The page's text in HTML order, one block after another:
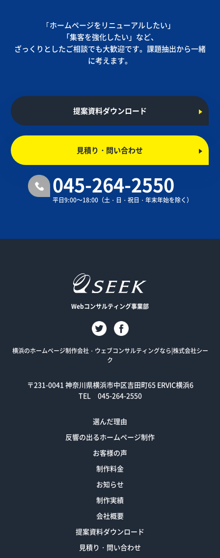
｢ホームページをリニューアルしたい」
「集客を強化したい」など、
ざっくりとしたご相談でも大歓迎です。課題抽出から一緒
に考えます。
提案資料ダウンロード
見積り・問い合わせ
045-264-2550
平日9:00～18:00（土・日・祝日・年末年始を除く）
Webコンサルティング事業部
横浜のホームページ制作会社・ウェブコンサルティングなら|株式会社シー
ク
〒231-0041 神奈川県横浜市中区吉田町65 ERVIC横浜6
TEL 045-264-2550
選んだ理由
反響の出るホームページ制作
お客様の声
制作料金
お知らせ
制作実績
会社概要
提案資料ダウンロード
見積り・問い合わせ